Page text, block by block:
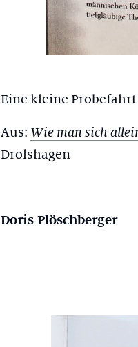
Eine kleine
Aus: Wie man sich
Drolshagen
Doris Plöschberger